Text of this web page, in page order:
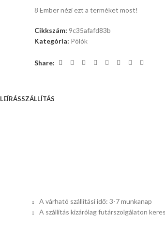
8 Ember nézi ezt a terméket most!
Cikkszám: 9c35afafd83b
Kategória: Pólók
Share:
LEÍRÁSSZÁLLÍTÁS
A várható szállítási idő: 3-7 munkanap
A szállítás kizárólag futárszolgálaton